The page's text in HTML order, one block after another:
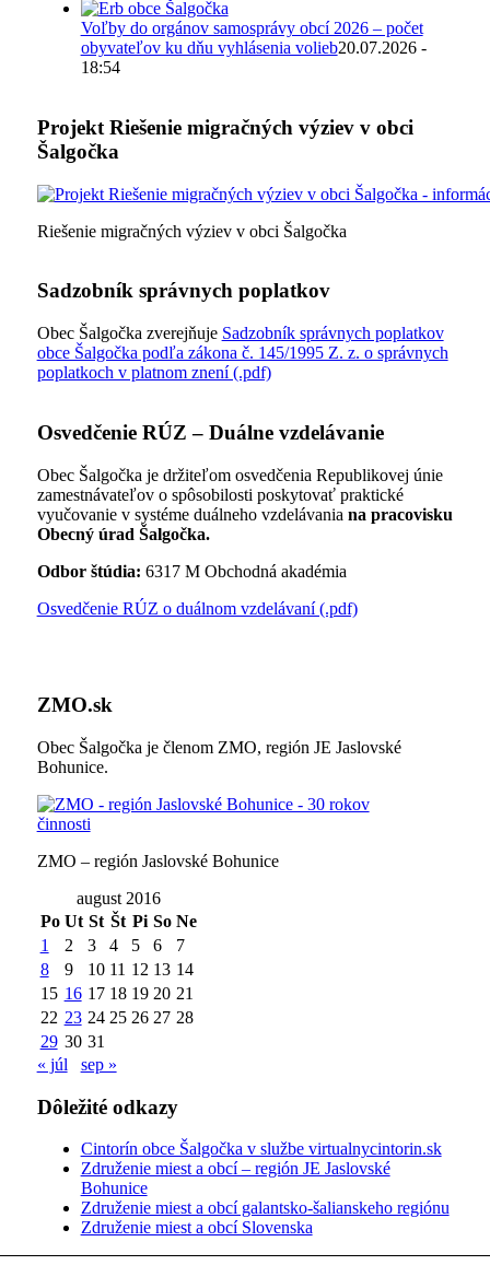
Voľby do orgánov samosprávy obcí 2026 – počet
obyvateľov ku dňu vyhlásenia volieb20.07.2026 -
18:54
Projekt Riešenie migračných výziev v obci
Šalgočka
Riešenie migračných výziev v obci Šalgočka
Sadzobník správnych poplatkov
Obec Šalgočka zverejňuje Sadzobník správnych poplatkov
obce Šalgočka podľa zákona č. 145/1995 Z. z. o správnych
poplatkoch v platnom znení (.pdf)
Osvedčenie RÚZ – Duálne vzdelávanie
Obec Šalgočka je držiteľom osvedčenia Republikovej únie
zamestnávateľov o spôsobilosti poskytovať praktické
vyučovanie v systéme duálneho vzdelávania na pracovisku
Obecný úrad Šalgočka.
Odbor štúdia: 6317 M Obchodná akadémia
Osvedčenie RÚZ o duálnom vzdelávaní (.pdf)
ZMO.sk
Obec Šalgočka je členom ZMO, región JE Jaslovské
Bohunice.
ZMO – región Jaslovské Bohunice
august 2016
Po Ut St Št Pi So Ne
1
2 3 4 5 6
7
8
9 10 11 12 13 14
15 16 17 18 19 20 21
22 23 24 25 26 27 28
29 30 31
« júl
sep »
Dôležité odkazy
Cintorín obce Šalgočka v službe virtualnycintorin.sk
Združenie miest a obcí – región JE Jaslovské
Bohunice
Združenie miest a obcí galantsko-šalianskeho regiónu
Združenie miest a obcí Slovenska